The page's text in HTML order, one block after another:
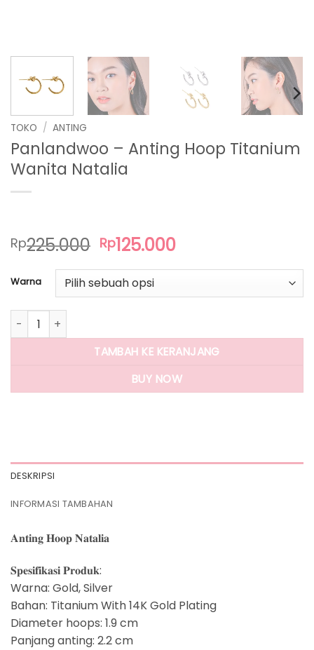
TOKO / ANTING
Panlandwoo – Anting Hoop Titanium
Wanita Natalia
Rp225.000 Harga
adalah:
Rp225.000.
Rp125.000Harga
adalah:
Warna
Kuantitas Panlandwoo - Anting Hoop Titanium Wanita
TAMBAH KE KERANJANG
BUY NOW
DESKRIPSI
INFORMASI TAMBAHAN
𝐀𝐧𝐭𝐢𝐧𝐠 𝐇𝐨𝐨𝐩 𝐍𝐚𝐭𝐚𝐥𝐢𝐚
𝐒𝐩𝐞𝐬𝐢𝐟𝐢𝐤𝐚𝐬𝐢 𝐏𝐫𝐨𝐝𝐮𝐤:
Warna: Gold, Silver
Bahan: Titanium With 14K Gold Plating
Diameter hoops: 1.9 cm
Panjang anting: 2.2 cm